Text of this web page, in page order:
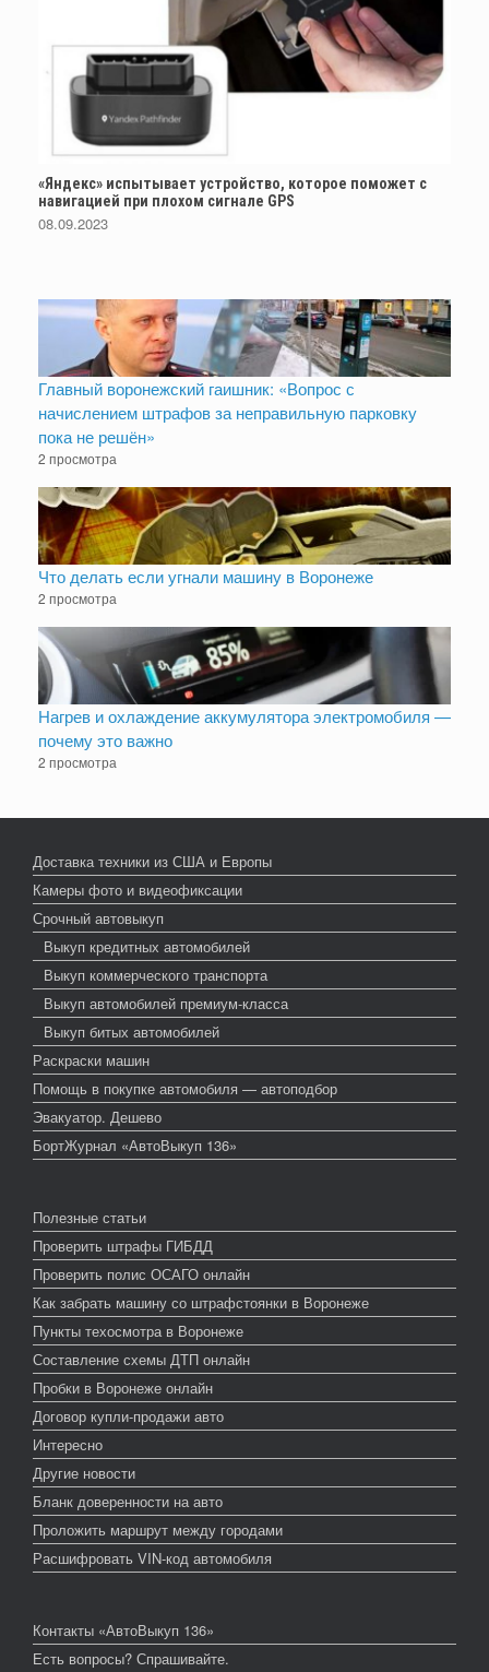
«Яндекс» испытывает устройство, которое поможет с
навигацией при плохом сигнале GPS
08.09.2023
Главный воронежский гаишник: «Вопрос с
начислением штрафов за неправильную парковку
пока не решён»
2 просмотра
Что делать если угнали машину в Воронеже
2 просмотра
Нагрев и охлаждение аккумулятора электромобиля —
почему это важно
2 просмотра
Доставка техники из США и Европы
Камеры фото и видеофиксации
Срочный автовыкуп
Выкуп кредитных автомобилей
Выкуп коммерческого транспорта
Выкуп автомобилей премиум-класса
Выкуп битых автомобилей
Раскраски машин
Помощь в покупке автомобиля — автоподбор
Эвакуатор. Дешево
БортЖурнал «АвтоВыкуп 136»
Полезные статьи
Проверить штрафы ГИБДД
Проверить полис ОСАГО онлайн
Как забрать машину со штрафстоянки в Воронеже
Пункты техосмотра в Воронеже
Составление схемы ДТП онлайн
Пробки в Воронеже онлайн
Договор купли-продажи авто
Интересно
Другие новости
Бланк доверенности на авто
Проложить маршрут между городами
Расшифровать VIN-код автомобиля
Контакты «АвтоВыкуп 136»
Есть вопросы? Спрашивайте.